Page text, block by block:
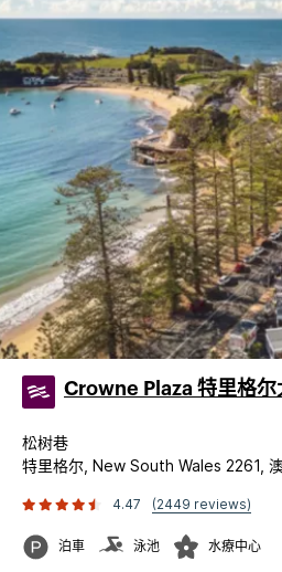
Crowne Plaza 特里格尔
松树巷
特里格尔, New South Wales 2261,
4.47 (2449 reviews)
泊車 泳池 水療中心